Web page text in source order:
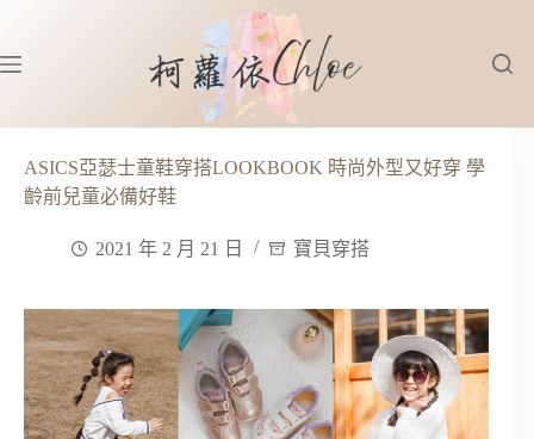
主
內
ASICS亞瑟士童鞋穿搭LOOKBOOK 時尚外型又好穿 學
齡前兒童必備好鞋
2021 年 2 月 21 日 寶貝穿搭